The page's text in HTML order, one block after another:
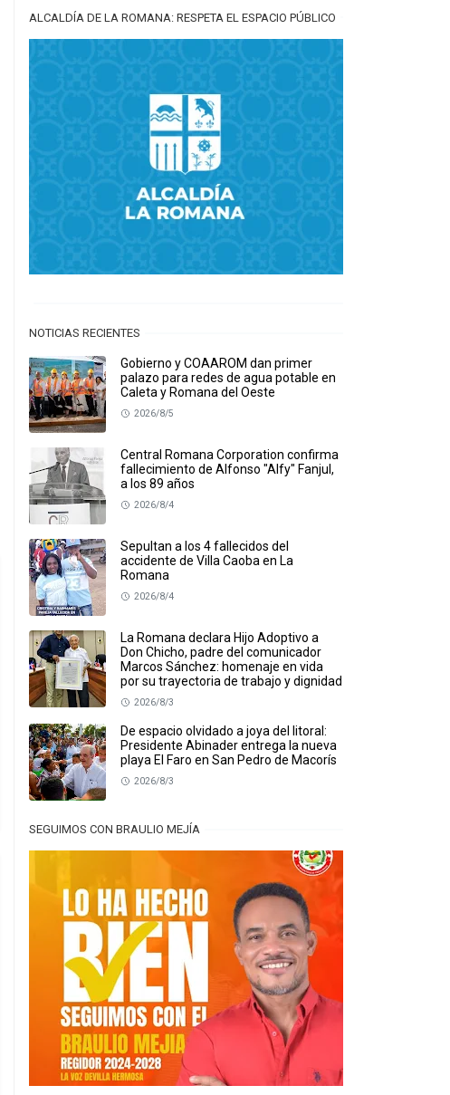
ALCALDÍA DE LA ROMANA: RESPETA EL ESPACIO PÚBLICO
NOTICIAS RECIENTES
Gobierno y COAAROM dan primer
palazo para redes de agua potable en
Caleta y Romana del Oeste
2026/8/5
Central Romana Corporation confirma
fallecimiento de Alfonso "Alfy" Fanjul,
a los 89 años
2026/8/4
Sepultan a los 4 fallecidos del
accidente de Villa Caoba en La
Romana
2026/8/4
La Romana declara Hijo Adoptivo a
Don Chicho, padre del comunicador
Marcos Sánchez: homenaje en vida
por su trayectoria de trabajo y dignidad
2026/8/3
De espacio olvidado a joya del litoral:
Presidente Abinader entrega la nueva
playa El Faro en San Pedro de Macorís
2026/8/3
SEGUIMOS CON BRAULIO MEJÍA